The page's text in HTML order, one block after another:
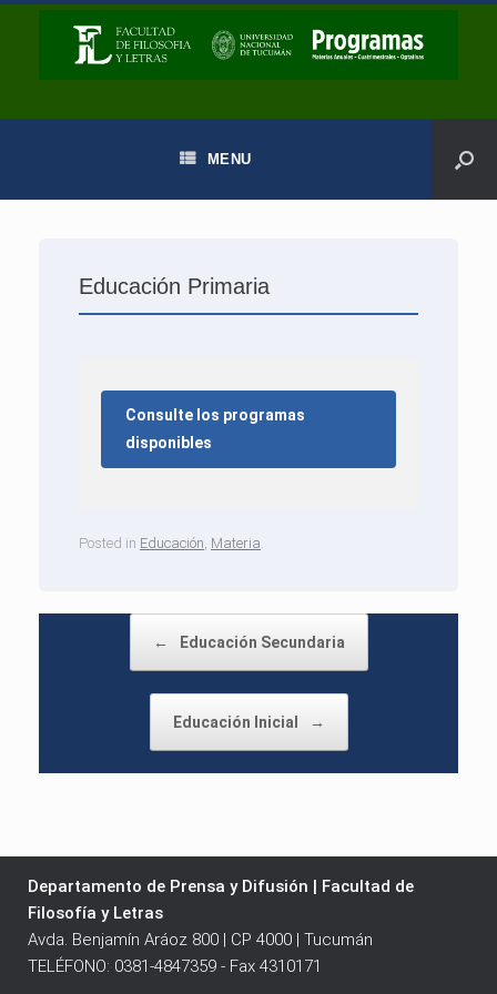
MENU
Educación Primaria
Consulte los programas
disponibles
Posted in Educación Materia
← Educación Secundaria
Educación Inicial →
Departamento de Prensa y Difusión | Facultad de
Filosofía y Letras
Avda. Benjamín Aráoz 800 | CP 4000 | Tucumán
TELÉFONO: 0381-4847359 - Fax 4310171